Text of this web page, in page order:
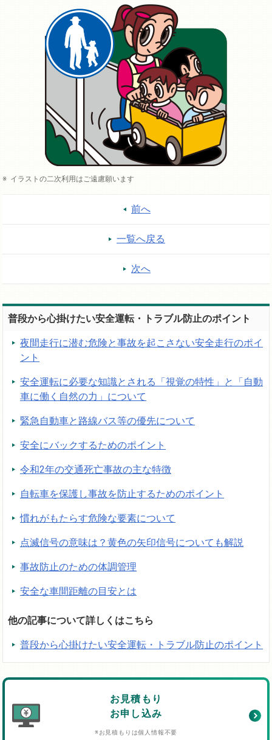
イラストの二次利用はご遠慮願います
前へ
一覧へ戻る
次へ
普段から心掛けたい安全運転・トラブル防止のポイント
夜間走行に潜む危険と事故を起こさない安全走行のポイ
ント
安全運転に必要な知識とされる「視覚の特性」と「自動
車に働く自然の力」について
緊急自動車と路線バス等の優先について
安全にバックするためのポイント
令和2年の交通死亡事故の主な特徴
自転車を保護し事故を防止するためのポイント
慣れがもたらす危険な要素について
点滅信号の意味は？黄色の矢印信号についても解説
事故防止のための体調管理
安全な車間距離の目安とは
他の記事について詳しくはこちら
普段から心掛けたい安全運転・トラブル防止のポイント
お見積もり
お申し込み
※お見積もりは個人情報不要